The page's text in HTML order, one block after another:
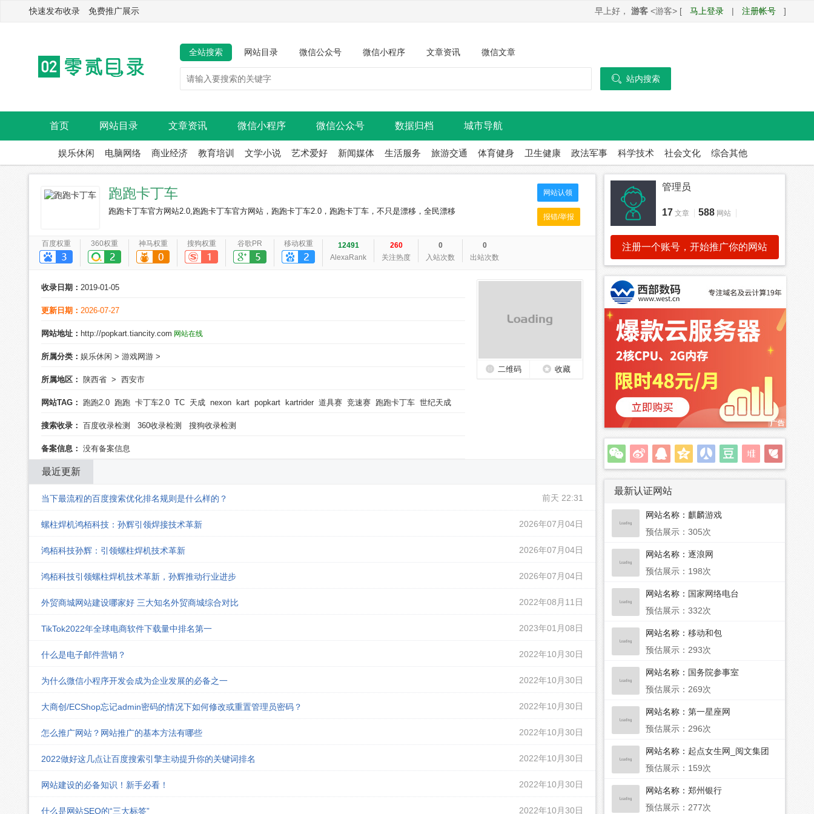
快速发布收录 免费推广展示 早上好， 游客 <游客> [ 马上登录 | 注册帐号 ]
全站搜索 网站目录 微信公众号 微信小程序 文章资讯 微信文章
 站内搜索
首页 网站目录 文章资讯 微信小程序 微信公众号 数据归档 城市导航
娱乐休闲 电脑网络 商业经济 教育培训 文学小说 艺术爱好 新闻媒体 生活服务 旅游交通 体育健身 卫生健康 政法军事 科学技术 社会文化 综合其他
跑跑卡丁车
跑跑卡丁车官方网站2.0,跑跑卡丁车官方网站，跑跑卡丁车2.0，跑跑卡丁车，不只是漂移，全民漂移
网站认领
报错/举报
百度权重 360权重 神马权重 搜狗权重 谷歌PR 移动权重
12491
AlexaRank
260
关注热度
0
入站次数
0
出站次数
收录日期： 2019-01-05
更新日期： 2026-07-27
网站地址： http://popkart.tiancity.com 网站在线
所属分类： 娱乐休闲 > 游戏网游 >
所属地区： 陕西省 > 西安市
网站TAG： 跑跑2.0 跑跑 卡丁车2.0 TC 天成 nexon kart popkart kartrider 道具赛 竞速赛 跑跑卡丁车 世纪天成
搜索收录： 百度收录检测 360收录检测 搜狗收录检测
备案信息： 没有备案信息
二维码 收藏
最近更新
当下最流程的百度搜索优化排名规则是什么样的？ 前天 22:31
螺柱焊机鸿栢科技：孙辉引领焊接技术革新 2026年07月04日
鸿栢科技孙辉：引领螺柱焊机技术革新 2026年07月04日
鸿栢科技引领螺柱焊机技术革新，孙辉推动行业进步 2026年07月04日
外贸商城网站建设哪家好 三大知名外贸商城综合对比 2022年08月11日
TikTok2022年全球电商软件下载量中排名第一 2023年01月08日
什么是电子邮件营销？ 2022年10月30日
为什么微信小程序开发会成为企业发展的必备之一 2022年10月30日
大商创/ECShop忘记admin密码的情况下如何修改或重置管理员密码？ 2022年10月30日
怎么推广网站？网站推广的基本方法有哪些 2022年10月30日
2022做好这几点让百度搜索引擎主动提升你的关键词排名 2022年10月30日
网站建设的必备知识！新手必看！ 2022年10月30日
什么是网站SEO的“三大标签” 2022年10月30日
管理员
17 文章 588 网站
注册一个账号，开始推广你的网站
最新认证网站
网站名称： 麒麟游戏
预估展示：305次
网站名称： 逐浪网
预估展示：198次
网站名称： 国家网络电台
预估展示：332次
网站名称： 移动和包
预估展示：293次
网站名称： 国务院参事室
预估展示：269次
网站名称： 第一星座网
预估展示：296次
网站名称： 起点女生网_阅文集团
预估展示：159次
网站名称： 郑州银行
预估展示：277次